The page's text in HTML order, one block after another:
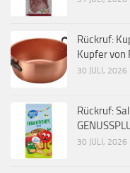
Rückruf:
Kupfer von
30 JULI, 2026
Rückruf:
30 JULI, 2026